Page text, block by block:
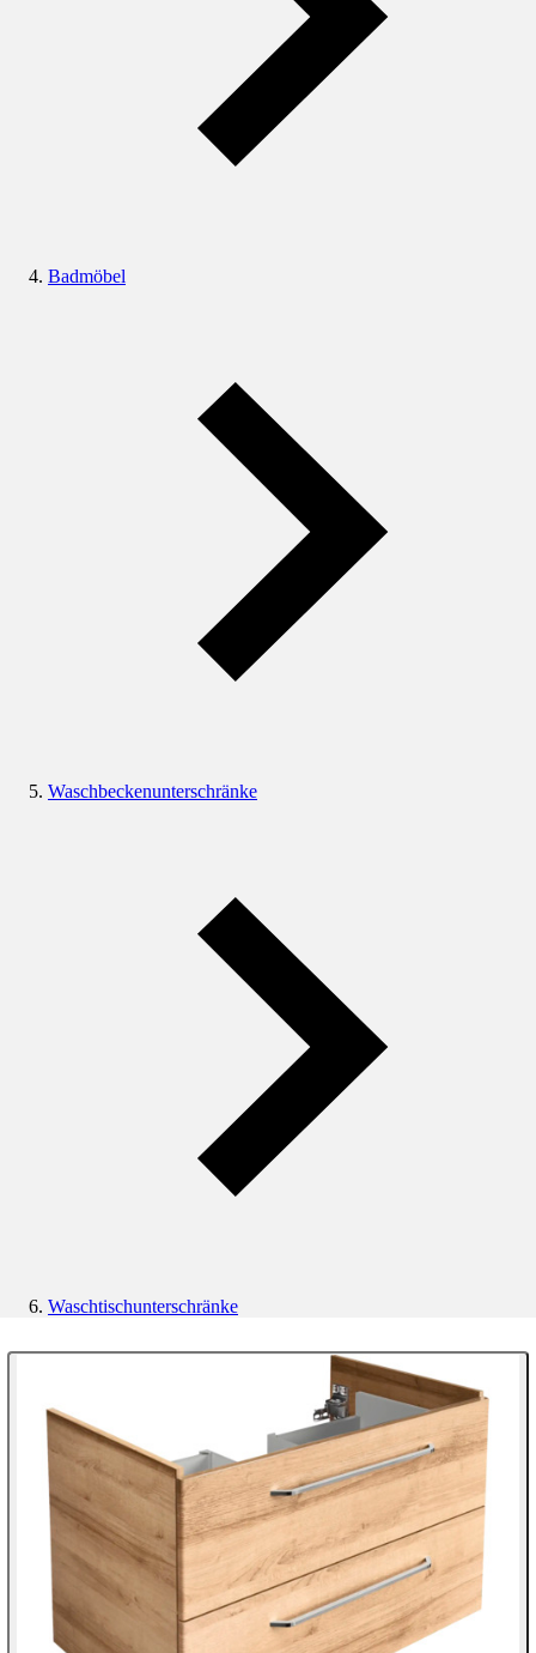
Badmöbel
Waschbeckenunterschränke
Waschtischunterschränke